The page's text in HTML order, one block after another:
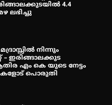
സെക്കൻഡറി
4.4
മഴ ലഭിച്ചു
നിന്നും
– ഇരിങ്ങാലക്കുട
എം കെ യുടെ നേട്ടം
പൊരുതി